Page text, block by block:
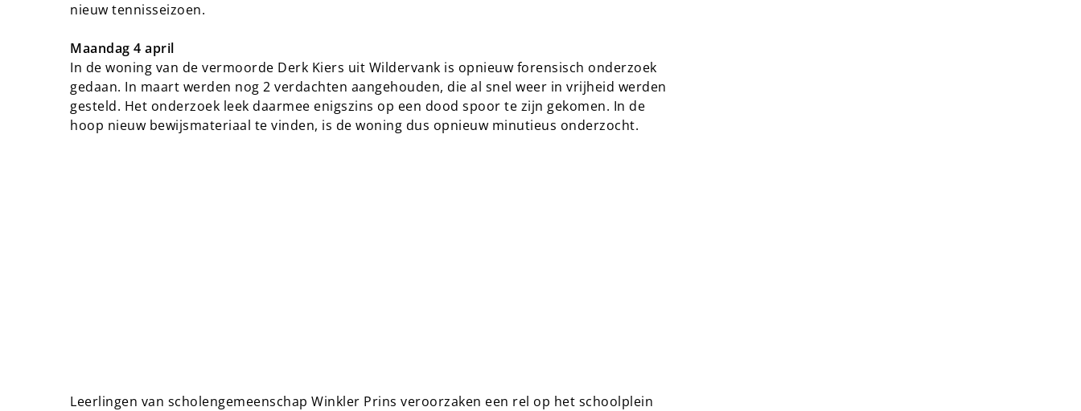
nieuw tennisseizoen.
Maandag 4 april
In de woning van de vermoorde Derk Kiers uit Wildervank is opnieuw forensisch onderzoek
gedaan. In maart werden nog 2 verdachten aangehouden, die al snel weer in vrijheid werden
gesteld. Het onderzoek leek daarmee enigszins op een dood spoor te zijn gekomen. In de
hoop nieuw bewijsmateriaal te vinden, is de woning dus opnieuw minutieus onderzocht.
Leerlingen van scholengemeenschap Winkler Prins veroorzaken een rel op het schoolplein